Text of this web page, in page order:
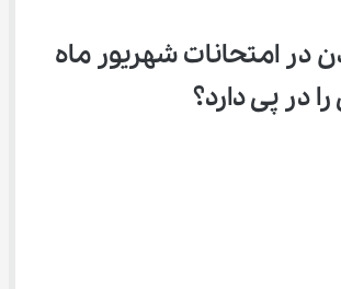
در امتحانات شهریور ماه
در پی دارد؟